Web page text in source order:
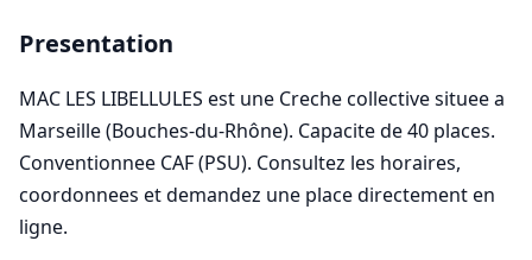
Presentation
MAC LES LIBELLULES est une Creche collective situee a
Marseille (Bouches-du-Rhône). Capacite de 40 places.
Conventionnee CAF (PSU). Consultez les horaires,
coordonnees et demandez une place directement en
ligne.